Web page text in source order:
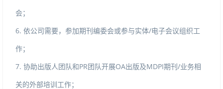
会；
6. 依公司需要，参加期刊编委会或参与实体/电子会议组织工
作；
7. 协助出版人团队和 PR 团队开展OA出版及MDPI期刊 /业务相
关的外部培训工作；